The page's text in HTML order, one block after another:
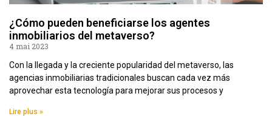
¿Cómo pueden beneficiarse los agentes
inmobiliarios del metaverso?
4 mai 2023
Con la llegada y la creciente popularidad del metaverso, las
agencias inmobiliarias tradicionales buscan cada vez más
aprovechar esta tecnología para mejorar sus procesos y
Lire plus »